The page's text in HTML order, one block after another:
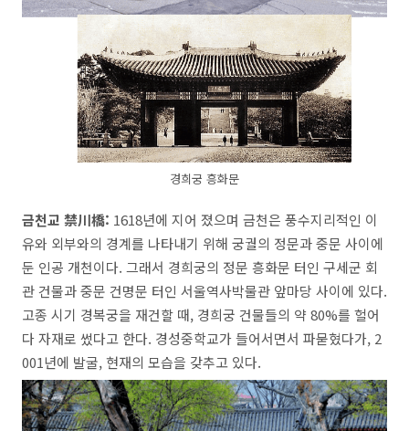
경희궁 흥화문
금천교 禁川橋: 1618년에 지어 졌으며 금천은 풍수지리적인 이
유와 외부와의 경계를 나타내기 위해 궁궐의 정문과 중문 사이에
둔 인공 개천이다. 그래서 경희궁의 정문 흥화문 터인 구세군 회
관 건물과 중문 건명문 터인 서울역사박물관 앞마당 사이에 있다.
고종 시기 경복궁을 재건할 때, 경희궁 건물들의 약 80%를 헐어
다 자재로 썼다고 한다. 경성중학교가 들어서면서 파묻혔다가, 2
001년에 발굴, 현재의 모습을 갖추고 있다.